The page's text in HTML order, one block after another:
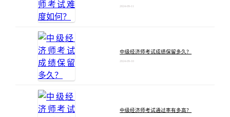
2024-09-11
中级经济师考试成绩保留多久？
2024-09-10
中级经济师考试通过率有多高？